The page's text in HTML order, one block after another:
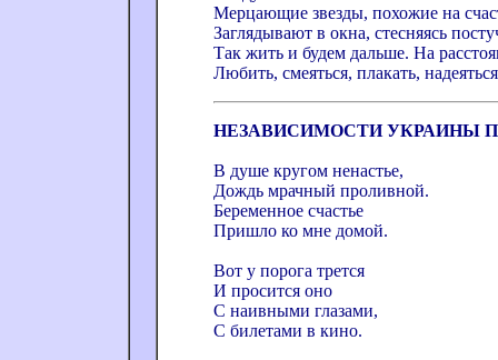
Мерцающие звезды, похожие на
Заглядывают в окна, стесняясь
Так жить и будем дальше. На
Любить, смеяться, плакать,
НЕЗАВИСИМОСТИ УКРАИНЫ
В душе кругом ненастье,
Дождь мрачный проливной.
Беременное счастье
Пришло ко мне домой.
Вот у порога трется
И просится оно
С наивными глазами,
С билетами в кино.